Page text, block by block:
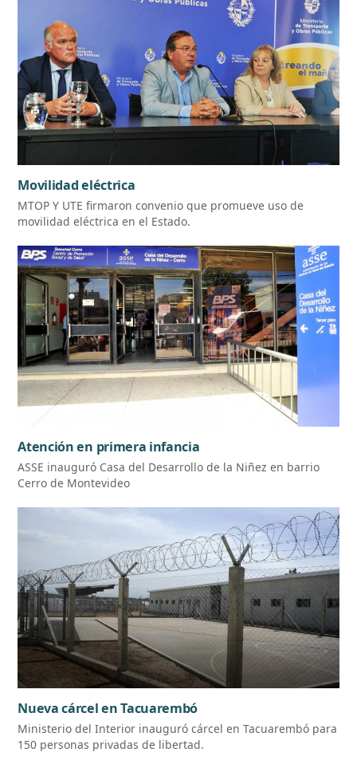
Movilidad eléctrica
MTOP Y UTE firmaron convenio que promueve uso de
movilidad eléctrica en el Estado.
Atención en primera infancia
ASSE inauguró Casa del Desarrollo de la Niñez en barrio
Cerro de Montevideo
Nueva cárcel en Tacuarembó
Ministerio del Interior inauguró cárcel en Tacuarembó para
150 personas privadas de libertad.